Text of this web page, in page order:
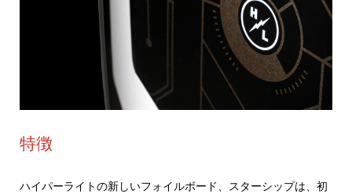
特徴
ハイパーライトの新しいフォイルボード、スターシップは、初